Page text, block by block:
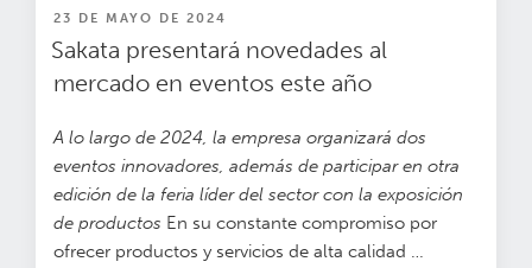
PUBLICADO
EN
23 DE MAYO DE 2024
Sakata presentará novedades al
mercado en eventos este año
A lo largo de 2024, la empresa organizará dos
eventos innovadores, además de participar en otra
edición de la feria líder del sector con la exposición
de productos En su constante compromiso por
ofrecer productos y servicios de alta calidad …